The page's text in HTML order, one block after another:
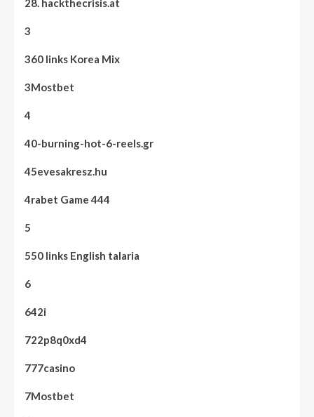
28. hackthecrisis.at
3
360 links Korea Mix
3Mostbet
4
40-burning-hot-6-reels.gr
45evesakresz.hu
4rabet Game 444
5
550 links English talaria
6
642i
722p8q0xd4
777casino
7Mostbet